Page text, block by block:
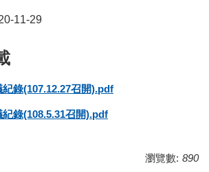
11-29
紀錄(107.12.27召開).pdf
紀錄(108.5.31召開).pdf
瀏覽數: 890